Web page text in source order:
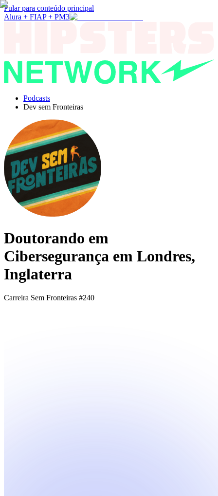
Pular para conteúdo principal
Alura + FIAP + PM3
Podcasts
Dev sem Fronteiras
Doutorando em
Cibersegurança em Londres,
Inglaterra
Carreira Sem Fronteiras #240